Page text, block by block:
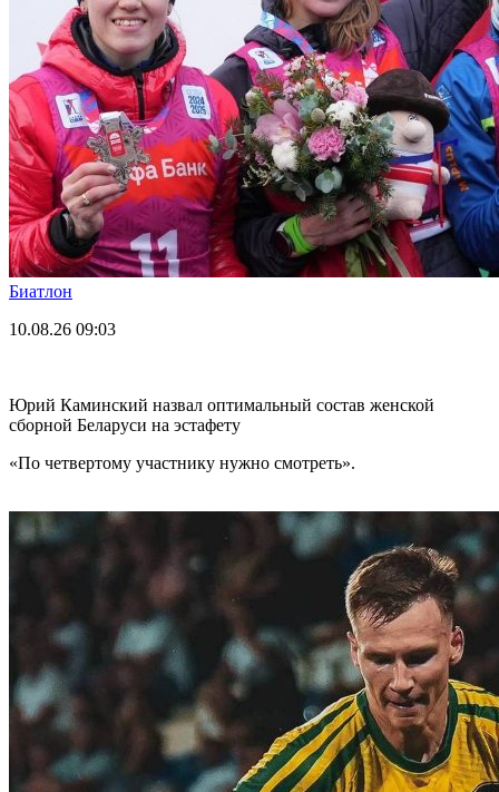
Биатлон
10.08.26 09:03
Юрий Каминский назвал оптимальный состав женской
сборной Беларуси на эстафету
«По четвертому участнику нужно смотреть».